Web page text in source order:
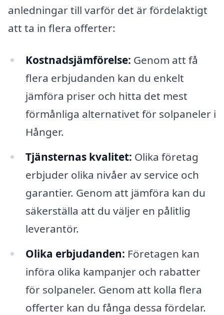
anledningar till varför det är fördelaktigt
att ta in flera offerter:
Kostnadsjämförelse: Genom att få
flera erbjudanden kan du enkelt
jämföra priser och hitta det mest
förmånliga alternativet för solpaneler i
Hånger.
Tjänsternas kvalitet: Olika företag
erbjuder olika nivåer av service och
garantier. Genom att jämföra kan du
säkerställa att du väljer en pålitlig
leverantör.
Olika erbjudanden: Företagen kan
införa olika kampanjer och rabatter
för solpaneler. Genom att kolla flera
offerter kan du fånga dessa fördelar.